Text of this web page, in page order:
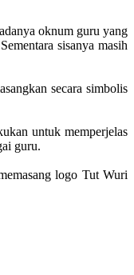
oknum guru yang
sisanya masih
secara simbolis
untuk memperjelas
guru.
logo Tut Wuri